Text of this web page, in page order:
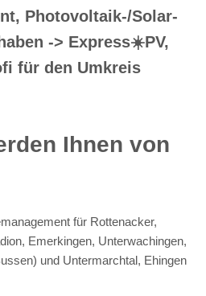
Photovoltaik-/Solar-
-> Express☀️PV️,
für den Umkreis
Ihnen von
für Rottenacker,
Emerkingen, Unterwachingen,
und Untermarchtal, Ehingen